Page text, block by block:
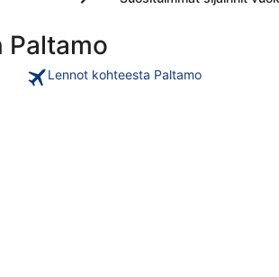
Paltamo
Lennot kohteesta Paltamo